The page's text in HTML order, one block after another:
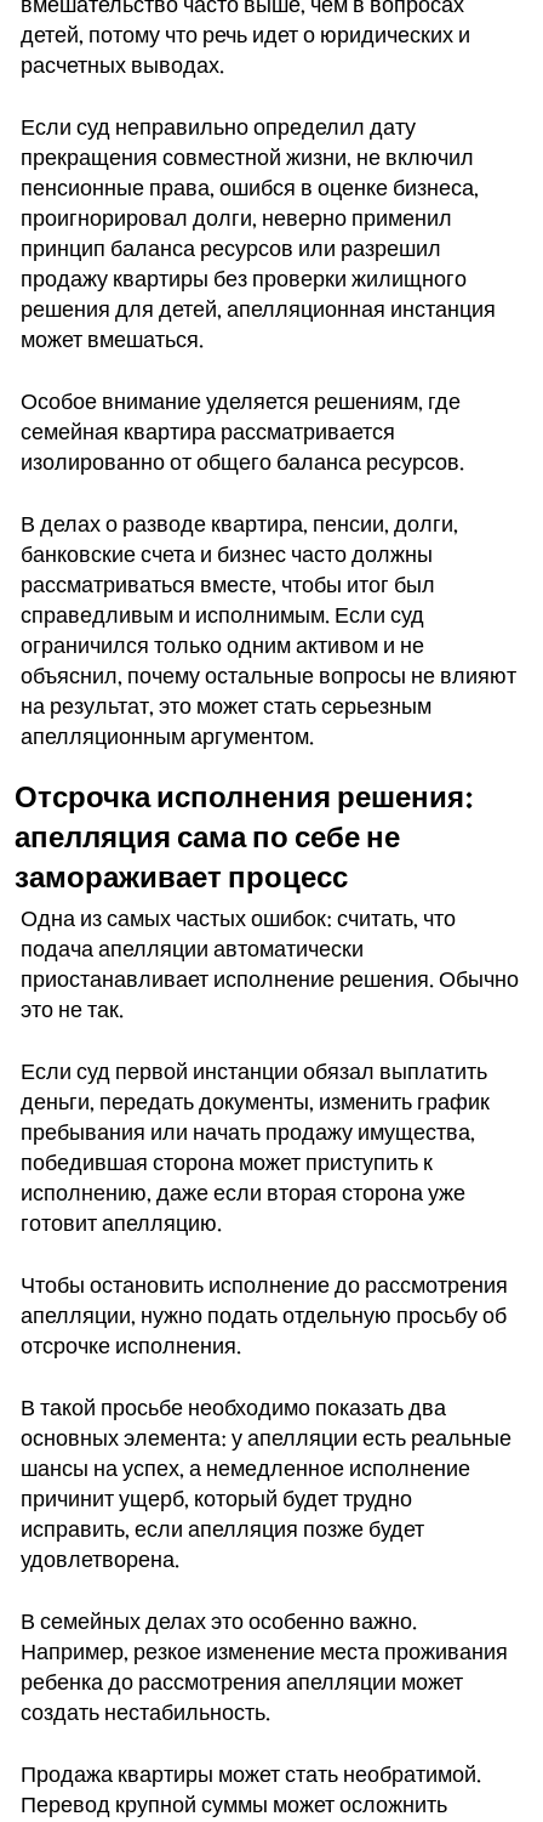
вмешательство часто выше, чем в вопросах
детей, потому что речь идет о юридических и
расчетных выводах.
Если суд неправильно определил дату
прекращения совместной жизни, не включил
пенсионные права, ошибся в оценке бизнеса,
проигнорировал долги, неверно применил
принцип баланса ресурсов или разрешил
продажу квартиры без проверки жилищного
решения для детей, апелляционная инстанция
может вмешаться.
Особое внимание уделяется решениям, где
семейная квартира рассматривается
изолированно от общего баланса ресурсов.
В делах о разводе квартира, пенсии, долги,
банковские счета и бизнес часто должны
рассматриваться вместе, чтобы итог был
справедливым и исполнимым. Если суд
ограничился только одним активом и не
объяснил, почему остальные вопросы не влияют
на результат, это может стать серьезным
апелляционным аргументом.
Отсрочка исполнения решения:
апелляция сама по себе не
замораживает процесс
Одна из самых частых ошибок: считать, что
подача апелляции автоматически
приостанавливает исполнение решения. Обычно
это не так.
Если суд первой инстанции обязал выплатить
деньги, передать документы, изменить график
пребывания или начать продажу имущества,
победившая сторона может приступить к
исполнению, даже если вторая сторона уже
готовит апелляцию.
Чтобы остановить исполнение до рассмотрения
апелляции, нужно подать отдельную просьбу об
отсрочке исполнения.
В такой просьбе необходимо показать два
основных элемента: у апелляции есть реальные
шансы на успех, а немедленное исполнение
причинит ущерб, который будет трудно
исправить, если апелляция позже будет
удовлетворена.
В семейных делах это особенно важно.
Например, резкое изменение места проживания
ребенка до рассмотрения апелляции может
создать нестабильность.
Продажа квартиры может стать необратимой.
Перевод крупной суммы может осложнить